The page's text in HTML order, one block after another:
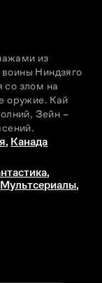
из
Ниндзяго
со злом на
оружие. Кай
Зейн –
, Канада
,
Мультсериалы,